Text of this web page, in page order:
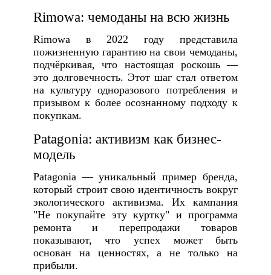
Rimowa: чемоданы на всю жизнь
Rimowa в 2022 году представила
пожизненную гарантию на свои чемоданы,
подчёркивая, что настоящая роскошь —
это долговечность. Этот шаг стал ответом
на культуру одноразового потребления и
призывом к более осознанному подходу к
покупкам.
Patagonia: активизм как бизнес-
модель
Patagonia — уникальный пример бренда,
который строит свою идентичность вокруг
экологического активизма. Их кампания
"Не покупайте эту куртку" и программа
ремонта и перепродажи товаров
показывают, что успех может быть
основан на ценностях, а не только на
прибыли.